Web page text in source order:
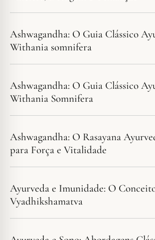
Ashwagandha: O Guia Clássico
Withania somnifera
Ashwagandha: O Guia Clássico
Withania Somnifera
Ashwagandha: O Rasayana
para Força e Vitalidade
Ayurveda e Imunidade: O
Vyadhikshamatva